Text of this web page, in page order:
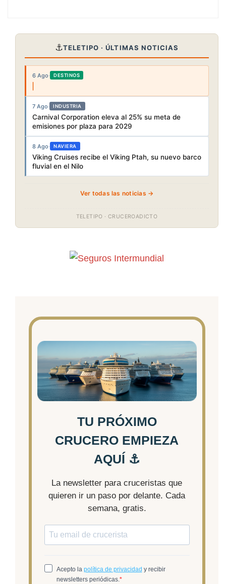
⚓TELETIPO · ÚLTIMAS NOTICIAS
6 Ago· DESTINOS
7 Ago· INDUSTRIA
Carnival Corporation eleva al 25% su meta de
emisiones por plaza para 2029
8 Ago· NAVIERA
Viking Cruises recibe el Viking Ptah, su nuevo barco
fluvial en el Nilo
Ver todas las noticias →
TELETIPO · CRUCEROADICTO